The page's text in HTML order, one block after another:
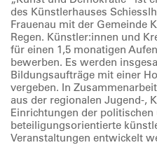
des Künstlerhauses
Frauenau mit der Gemeinde
Regen. Künstler:innen und
für einen 1,5 monatigen
bewerben. Es werden
Bildungsaufträge mit einer
vergeben. In
aus der regionalen Jugend-,
Einrichtungen der
beteiligungsorientierte
Veranstaltungen entwickelt